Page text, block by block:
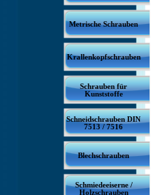
Metrische Schrauben
Krallenkopfschrauben
Schrauben für
Kunststoffe
Schneidschrauben DIN
7513 / 7516
Blechschrauben
Schmiedeeiserne /
Holzschrauben